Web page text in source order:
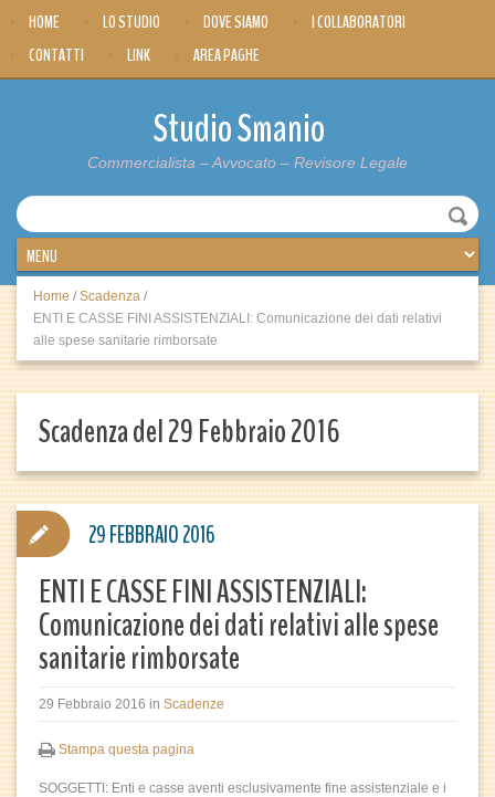
HOME LO STUDIO DOVE SIAMO
I COLLABORATORI
CONTATTI
LINK AREA PAGHE
Studio Smanio
Commercialista – Avvocato – Revisore Legale
Home / Scadenza /
ENTI E CASSE FINI ASSISTENZIALI: Comunicazione dei dati relativi
alle spese sanitarie rimborsate
Scadenza del 29 Febbraio 2016
ENTI E CASSE FINI ASSISTENZIALI:
Comunicazione dei dati relativi alle spese
sanitarie rimborsate
29 Febbraio 2016 in Scadenze
Stampa questa pagina
SOGGETTI: Enti e casse aventi esclusivamente fine assistenziale e i
29 FEBBRAIO 2016